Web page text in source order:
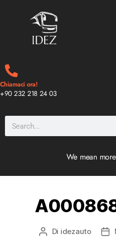
Chiamaci ora!
+90 232 218 24 03
We mean
Di idezauto